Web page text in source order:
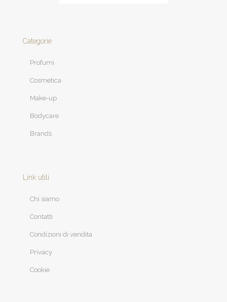
Categorie
Profumi
Cosmetica
Make-up
Bodycare
Brands
Link utili
Chi siamo
Contatti
Condizioni di vendita
Privacy
Cookie